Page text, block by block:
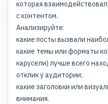
которая
с контентом.
Анализируйте:
какие посты вызвали
какие темы или форматы
карусели) лучше всего
отклик у аудитории;
какие заголовки или
внимания.